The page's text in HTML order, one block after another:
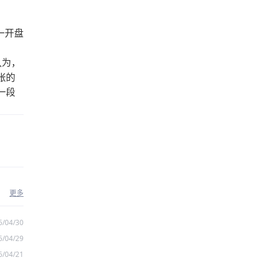
开盘
，
的
段
更多
04/30
04/29
04/21